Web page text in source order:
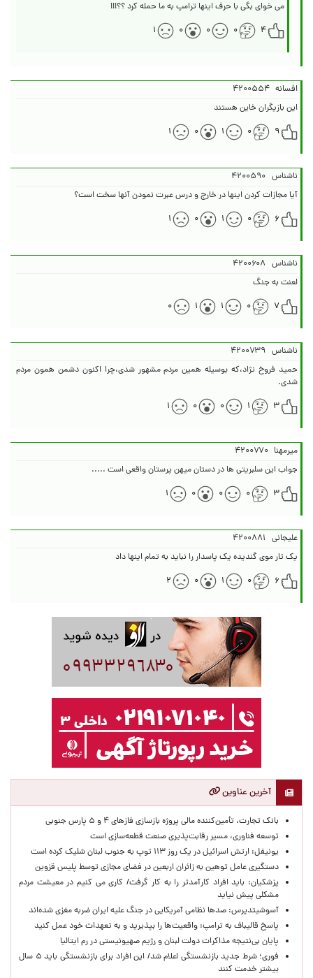
می خوای بگی با حرف اینها ترامپ به ما حمله کرد ؟؟!!!
۴
۰ ۰ ۰ ۱
افسانه ۴۲۰۰۵۵۴
این بازیگران خاین هستند
۹
۰ ۱ ۰ ۱
ناشناس ۴۲۰۰۵۹۰
آیا مجازات کردن اینها در خارج و درس عبرت نمودن آنها سخت است؟
۶
۰ ۱ ۰ ۱
ناشناس ۴۲۰۰۶۰۸
لعنت به جنگ
۷
۰ ۱ ۱ ۰
ناشناس ۴۲۰۰۷۳۹
حميد فروخ نژاد،كه بوسيله همين مردم مشهور شدی،چرا اکنون دشمن همون مردم
شدی.
۳
۱ ۰ ۰ ۱
میرمهنا ۴۲۰۰۷۷۰
جواب این سلبریتی ها در دستان میهن پرستان واقعی است .....
۳
۰ ۰ ۰ ۱
علیجانی ۴۲۰۰۸۸۱
یک تار موی گندیده یک پاسدار را نباید به تمام اینها داد
۶
۰ ۱ ۰ ۲
آخرین عناوین
بانک تجارت، تأمین‌کننده مالی پروژه بازسازی فازهای ۴ و ۵ پارس جنوبی
توسعه فناوری، مسیر رقابت‌پذیری صنعت قطعه‌سازی است
یونیفل: ارتش اسرائیل در یک روز ۱۱۳ توپ به جنوب لبنان شلیک کرده است
دستگیری عامل توهین به زائران اربعین در فضای مجازی توسط پلیس قزوین
پزشکیان: باید افراد کارآمدتر را به کار گرفت/ کاری می کنیم در معیشت مردم
مشکلی پیش نیاید
آسوشیتدپرس: صدها نظامی آمریکایی در جنگ علیه ایران ضربه مغزی شده‌اند
پاسخ قالیباف به ترامپ: واقعیت‌ها را بپذیرید و به تعهدات خود عمل کنید
پایان بی‌نتیجه مذاکرات دولت لبنان و رژیم صهیونیستی در رم ایتالیا
فوری؛ شرط جدید بازنشستگی اعلام شد/ این افراد برای بازنشستگی باید ۵ سال
بیشتر خدمت کنند